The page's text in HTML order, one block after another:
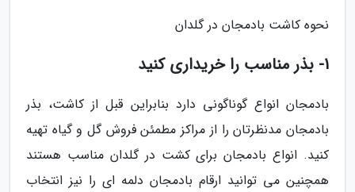
نحوه کاشت بادمجان در گلدان
1- بذر مناسب را خریداری کنید
بادمجان انواع گوناگونی دارد بنابراین قبل از کاشت، بذر
بادمجان مدنظرتان را از مراکز مطمئن فروش گل و گیاه تهیه
کنید. انواع بادمجان برای کشت در گلدان مناسب هستند
همچنین می توانید ارقام بادمجان دلمه ای را نیز انتخاب